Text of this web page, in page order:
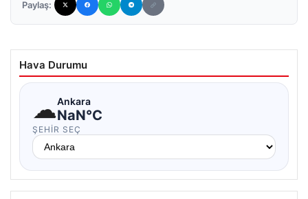
Paylaş:
Hava Durumu
☁Ankara
NaN°C
ŞEHIR SEÇ